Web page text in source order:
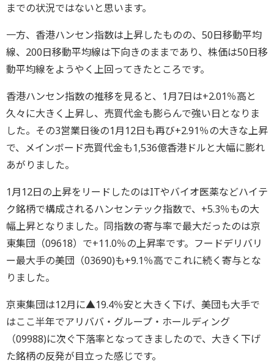
までの状況ではないと思います。
一方、香港ハンセン指数は上昇したものの、50日移動平均
線、200日移動平均線は下向きのままであり、株価は50日移
動平均線をようやく上回ってきたところです。
香港ハンセン指数の推移を見ると、1月7日は+2.01％高と
久々に大きく上昇し、売買代金も膨らんで強い日となりま
した。その3営業日後の1月12日も再び+2.91％の大きな上昇
で、メインボード売買代金も1,536億香港ドルと大幅に膨れ
あがりました。
1月12日の上昇をリードしたのはITやバイオ医薬などハイテ
ク銘柄で構成されるハンセンテック指数で、+5.3％もの大
幅上昇となりました。同指数の寄与率で最大だったのは京
東集団（09618）で+11.0％の上昇率です。フードデリバリ
ー最大手の美団（03690)も+9.1％高でこれに続く寄与とな
りました。
京東集団は12月に▲19.4％安と大きく下げ、美団も大手で
はここ半年でアリババ・グループ・ホールディング
（09988)に次ぐ下落率となってきましたので、大きく下げ
た銘柄の反発が目立った感じです。